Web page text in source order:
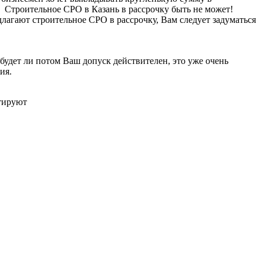
СРО в Казань в рассрочку быть не может!
строительное СРО в рассрочку, Вам следует задуматься
ли потом Ваш допуск действителен, это уже очень